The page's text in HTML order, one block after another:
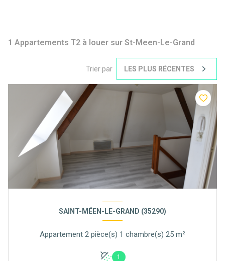
1 Appartements T2 à louer sur St-Meen-Le-Grand
Trier par LES PLUS RÉCENTES
SAINT-MÉEN-LE-GRAND (35290)
Appartement 2 pièce(s) 1 chambre(s) 25 m²
1